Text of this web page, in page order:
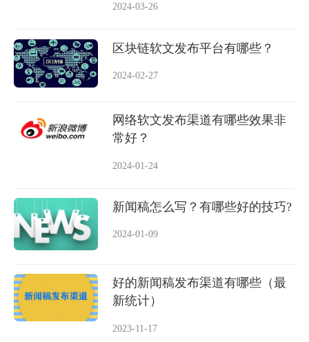
2024-03-26
区块链软文发布平台有哪些？
2024-02-27
网络软文发布渠道有哪些效果非
常好？
2024-01-24
新闻稿怎么写？有哪些好的技巧?
2024-01-09
好的新闻稿发布渠道有哪些（最
新统计）
2023-11-17